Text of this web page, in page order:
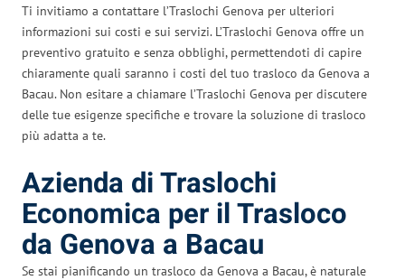
Ti invitiamo a contattare l’Traslochi Genova per ulteriori
informazioni sui costi e sui servizi. L’Traslochi Genova offre un
preventivo gratuito e senza obblighi, permettendoti di capire
chiaramente quali saranno i costi del tuo trasloco da Genova a
Bacau. Non esitare a chiamare l’Traslochi Genova per discutere
delle tue esigenze specifiche e trovare la soluzione di trasloco
più adatta a te.
Azienda di Traslochi
Economica per il Trasloco
da Genova a Bacau
Se stai pianificando un trasloco da Genova a Bacau, è naturale